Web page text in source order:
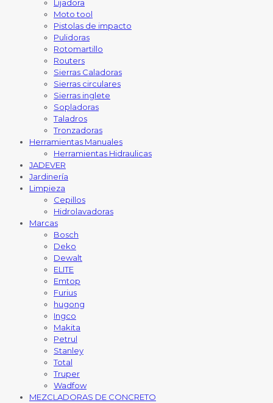
Lijadora
Moto tool
Pistolas de impacto
Pulidoras
Rotomartillo
Routers
Sierras Caladoras
Sierras circulares
Sierras inglete
Sopladoras
Taladros
Tronzadoras
Herramientas Manuales
Herramientas Hidraulicas
JADEVER
Jardinería
Limpieza
Cepillos
Hidrolavadoras
Marcas
Bosch
Deko
Dewalt
ELITE
Emtop
Furius
hugong
Ingco
Makita
Petrul
Stanley
Total
Truper
Wadfow
MEZCLADORAS DE CONCRETO